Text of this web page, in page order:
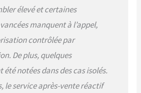
lorsque la température
seuil prédéfini, empêchant
l'accumulation de glace et
réduisant le risque
d'endommager les tuyaux
Entrée en composite de
à module élevé avec une
élevé et certaines
manquent à l’appel,
contrôlée par
De plus, quelques
notées dans des cas isolés.
le service après-vente réactif